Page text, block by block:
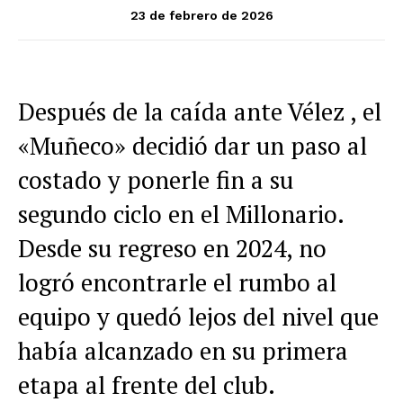
23 de febrero de 2026
Después de la caída ante Vélez , el
«Muñeco» decidió dar un paso al
costado y ponerle fin a su
segundo ciclo en el Millonario.
Desde su regreso en 2024, no
logró encontrarle el rumbo al
equipo y quedó lejos del nivel que
había alcanzado en su primera
etapa al frente del club.